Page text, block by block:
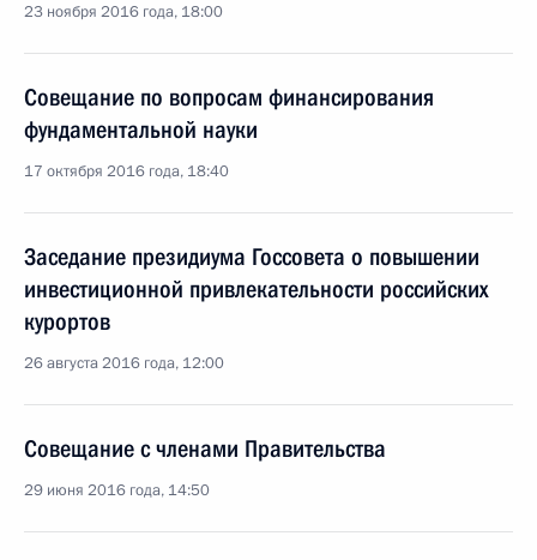
23 ноября 2016 года, 18:00
Совещание по вопросам финансирования
фундаментальной науки
17 октября 2016 года, 18:40
Заседание президиума Госсовета о повышении
инвестиционной привлекательности российских
курортов
26 августа 2016 года, 12:00
Совещание с членами Правительства
29 июня 2016 года, 14:50